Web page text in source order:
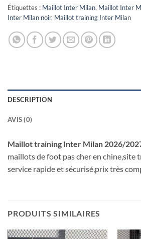
Étiquettes : Maillot Inter Milan, Maillot Inter
Inter Milan noir, Maillot training Inter Milan
DESCRIPTION
AVIS (0)
Maillot training Inter Milan 2026/
maillots de foot pas cher en chine,site
service rapide et sécurisé,prix très
PRODUITS SIMILAIRES